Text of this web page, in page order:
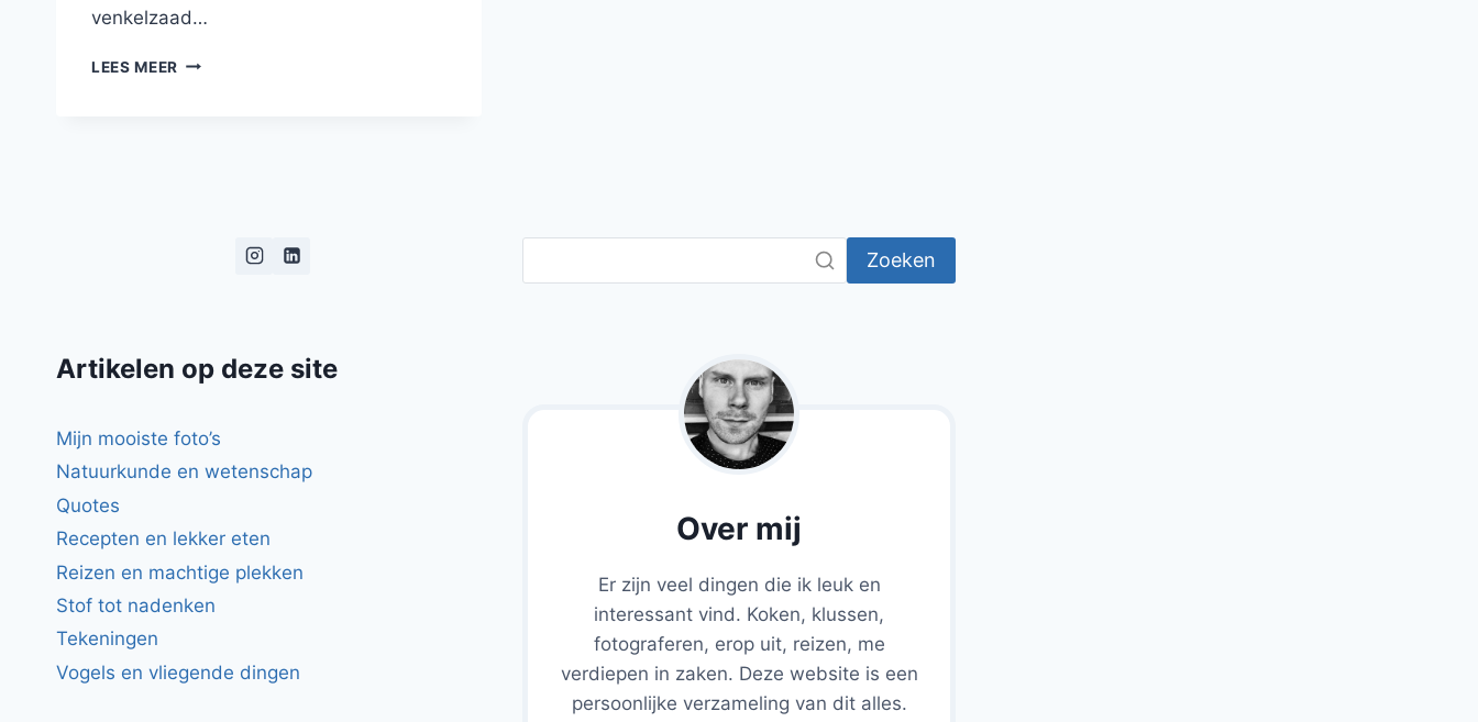
venkelzaad…
LEES MEER PASTA
Zoeken
Artikelen op deze site
Mijn mooiste foto’s
Natuurkunde en wetenschap
Quotes
Recepten en lekker eten
Reizen en machtige plekken
Stof tot nadenken
Tekeningen
Vogels en vliegende dingen
Over mij
Er zijn veel dingen die ik leuk en
interessant vind. Koken, klussen,
fotograferen, erop uit, reizen, me
verdiepen in zaken. Deze website is een
persoonlijke verzameling van dit alles.